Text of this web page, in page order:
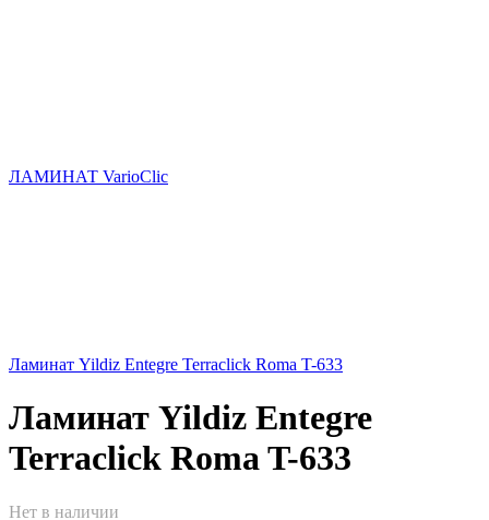
ЛАМИНАТ VarioClic
Ламинат Yildiz Entegre Terraclick Roma T-633
Ламинат Yildiz Entegre
Terraclick Roma T-633
Нет в наличии